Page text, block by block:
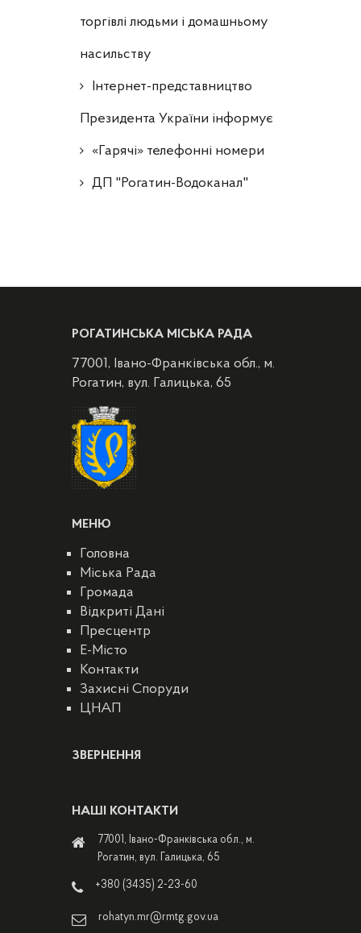
торгівлі людьми і домашньому
насильству
Інтернет-представництво
Президента України інформує
«Гарячі» телефонні номери
ДП "Рогатин-Водоканал"
РОГАТИНСЬКА МІСЬКА РАДА
77001, Івано-Франківська обл., м.
Рогатин, вул. Галицька, 65
МЕНЮ
Головна
Міська Рада
Громада
Відкриті Дані
Пресцентр
E-Місто
Контакти
Захисні Споруди
ЦНАП
ЗВЕРНЕННЯ
НАШІ КОНТАКТИ
77001, Івано-Франківська обл., м.
Рогатин, вул. Галицька, 65
+380 (3435) 2-23-60
rohatyn.mr@rmtg.gov.ua